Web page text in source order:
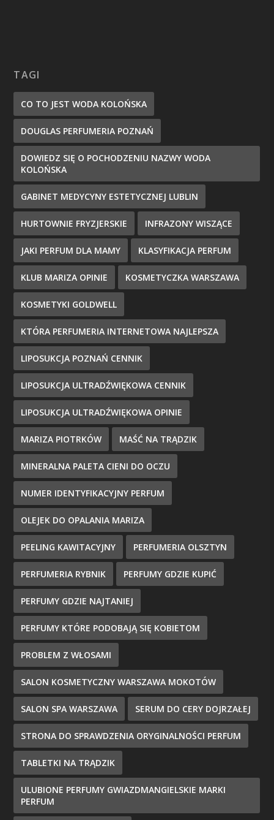
TAGI
CO TO JEST WODA KOLOŃSKA
DOUGLAS PERFUMERIA POZNAŃ
DOWIEDZ SIĘ O POCHODZENIU NAZWY WODA
KOLOŃSKA
GABINET MEDYCYNY ESTETYCZNEJ LUBLIN
HURTOWNIE FRYZJERSKIE INFRAZONY WISZĄCE
JAKI PERFUM DLA MAMY KLASYFIKACJA PERFUM
KLUB MARIZA OPINIE KOSMETYCZKA WARSZAWA
KOSMETYKI GOLDWELL
KTÓRA PERFUMERIA INTERNETOWA NAJLEPSZA
LIPOSUKCJA POZNAŃ CENNIK
LIPOSUKCJA ULTRADŹWIĘKOWA CENNIK
LIPOSUKCJA ULTRADŹWIĘKOWA OPINIE
MARIZA PIOTRKÓW MAŚĆ NA TRĄDZIK
MINERALNA PALETA CIENI DO OCZU
NUMER IDENTYFIKACYJNY PERFUM
OLEJEK DO OPALANIA MARIZA
PEELING KAWITACYJNY PERFUMERIA OLSZTYN
PERFUMERIA RYBNIK PERFUMY GDZIE KUPIĆ
PERFUMY GDZIE NAJTANIEJ
PERFUMY KTÓRE PODOBAJĄ SIĘ KOBIETOM
PROBLEM Z WŁOSAMI
SALON KOSMETYCZNY WARSZAWA MOKOTÓW
SALON SPA WARSZAWA SERUM DO CERY DOJRZAŁEJ
STRONA DO SPRAWDZENIA ORYGINALNOŚCI PERFUM
TABLETKI NA TRĄDZIK
ULUBIONE PERFUMY GWIAZDMANGIELSKIE MARKI
PERFUM